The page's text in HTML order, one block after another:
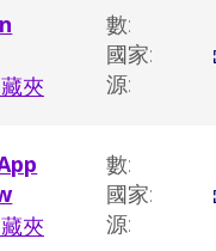
數:
國家:
源:
數:
國家:
源: